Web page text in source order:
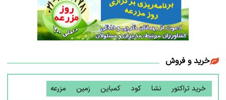
خرید و فروش
خرید تراکتور نشا کود کمباین زمین مزرعه